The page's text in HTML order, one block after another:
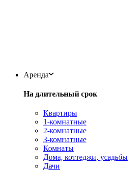
Аренда
На длительный срок
Квартиры
1-комнатные
2-комнатные
3-комнатные
Комнаты
Дома, коттеджи, усадьбы
Дачи